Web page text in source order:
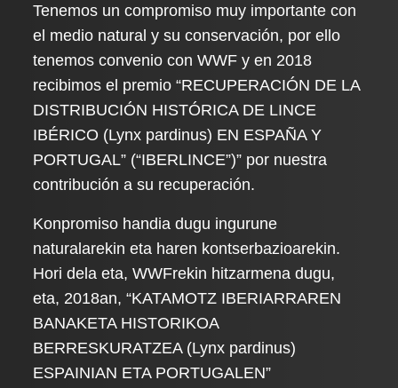
Tenemos un compromiso muy importante con
el medio natural y su conservación, por ello
tenemos convenio con WWF y en 2018
recibimos el premio “RECUPERACIÓN DE LA
DISTRIBUCIÓN HISTÓRICA DE LINCE
IBÉRICO (Lynx pardinus) EN ESPAÑA Y
PORTUGAL” (“IBERLINCE”)” por nuestra
contribución a su recuperación.
Konpromiso handia dugu ingurune
naturalarekin eta haren kontserbazioarekin.
Hori dela eta, WWFrekin hitzarmena dugu,
eta, 2018an, “KATAMOTZ IBERIARRAREN
BANAKETA HISTORIKOA
BERRESKURATZEA (Lynx pardinus)
ESPAINIAN ETA PORTUGALEN”